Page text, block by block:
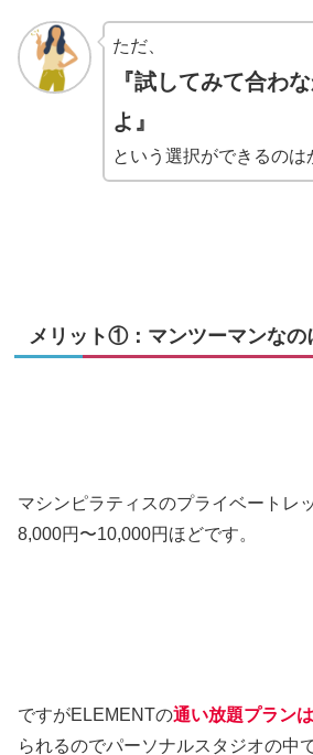
ただ、
『試してみて合わ
よ』
という選択ができるのは
メリット①：マンツーマンなの
マシンピラティスのプライベートレ
8,000円〜10,000円ほどです。
ですがELEMENTの通い放題プラン
られるのでパーソナルスタジオの中